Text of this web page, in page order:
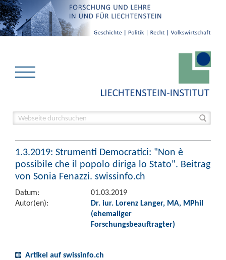
1.3.2019: Strumenti Democratici: "Non è
possibile che il popolo diriga lo Stato". Beitrag
von Sonia Fenazzi. swissinfo.ch
Datum:
01.03.2019
Autor(en):
Dr. iur. Lorenz Langer, MA, MPhil
(ehemaliger
Forschungsbeauftragter)
Artikel auf swissinfo.ch